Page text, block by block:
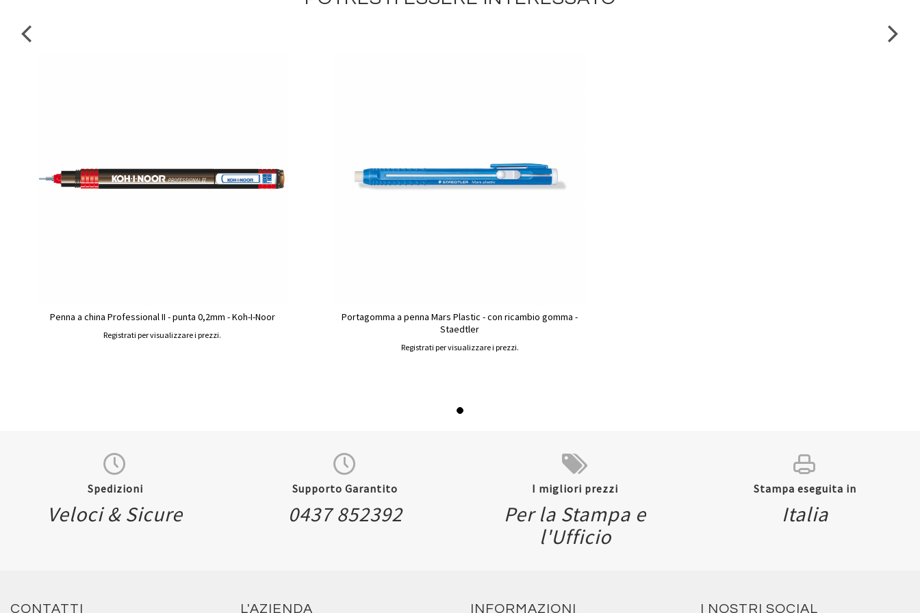
Penna a china Professional II - punta 0,2mm - Koh-I-Noor
Registrati per visualizzare i prezzi.
Portagomma a penna Mars Plastic - con ricambio gomma -
Staedtler
Registrati per visualizzare i prezzi.
Spedizioni
Veloci & Sicure
Supporto Garantito
0437 852392
I migliori prezzi
Per la Stampa e
l'Ufficio
Stampa eseguita in
Italia
CONTATTI L'AZIENDA INFORMAZIONI I NOSTRI SOCIAL